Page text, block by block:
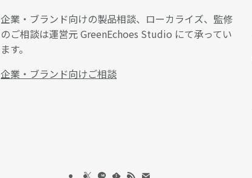
企業・ブランド向けの製品相談、ローカライズ、監修
のご相談は運営元 GreenEchoes Studio にて承ってい
ます。
企業・ブランド向けご相談